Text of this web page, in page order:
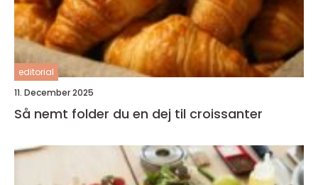
editorial
11. December 2025
Så nemt folder du en dej til croissanter